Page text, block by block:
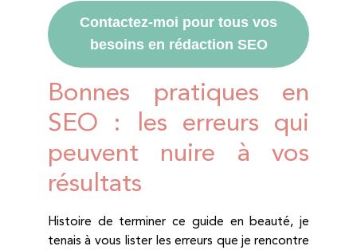
Contactez-moi pour tous vos
besoins en rédaction SEO
Bonnes pratiques en
SEO : les erreurs qui
peuvent nuire à vos
résultats
Histoire de terminer ce guide en beauté, je
tenais à vous lister les erreurs que je rencontre